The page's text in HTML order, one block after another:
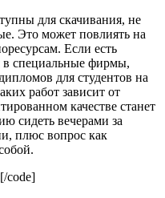
для скачивания, не
Это может повлиять на
Если есть
в специальные фирмы,
для студентов на
работ зависит от
качестве станет
сидеть вечерами за
плюс вопрос как
code]